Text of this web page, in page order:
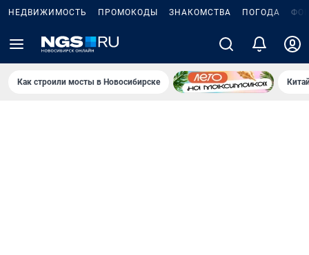
НЕДВИЖИМОСТЬ ПРОМОКОДЫ ЗНАКОМСТВА ПОГОДА
Как строили мосты в Новосибирске